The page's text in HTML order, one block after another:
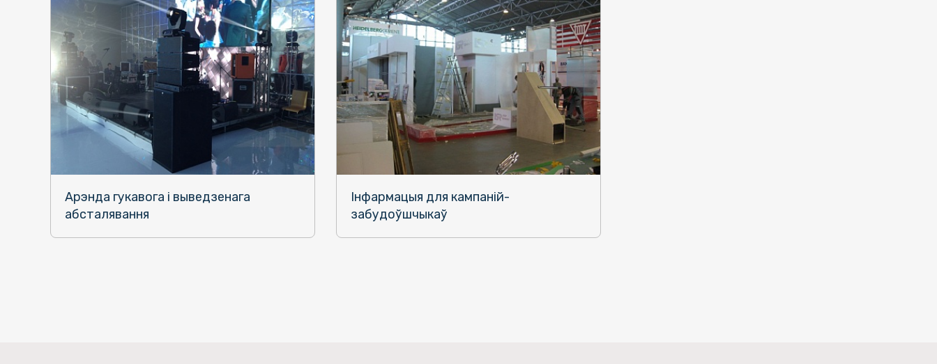
Арэнда гукавога і выведзенага
абсталявання
Інфармацыя для кампаній-
забудоўшчыкаў